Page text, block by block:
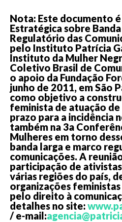
Nota: Este documento
Estratégica sobre
Regulatório das
pelo Instituto Patrícia
Instituto da Mulher
Coletivo Brasil de
o apoio da Fundação
junho de 2011, em São
como objetivo a
feminista de atuação
prazo para a incidência
também na 3a
Mulheres em torno
banda larga e marco
comunicações. A
participação de
várias regiões do país,
organizações
pelo direito à
detalhes no site:
/ e-mail: